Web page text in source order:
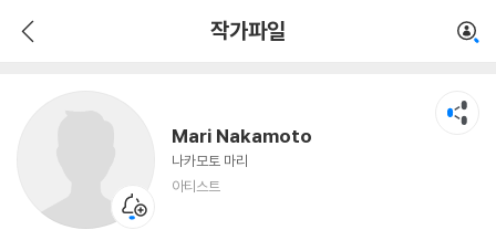
작가파일
Mari Nakamoto
나카모토 마리
아티스트